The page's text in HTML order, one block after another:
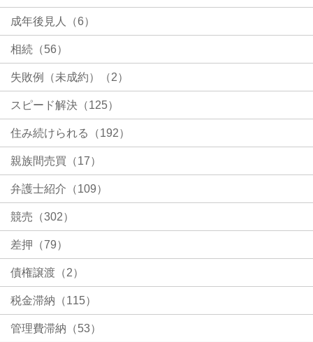
成年後見人（6）
相続（56）
失敗例（未成約）（2）
スピード解決（125）
住み続けられる（192）
親族間売買（17）
弁護士紹介（109）
競売（302）
差押（79）
債権譲渡（2）
税金滞納（115）
管理費滞納（53）